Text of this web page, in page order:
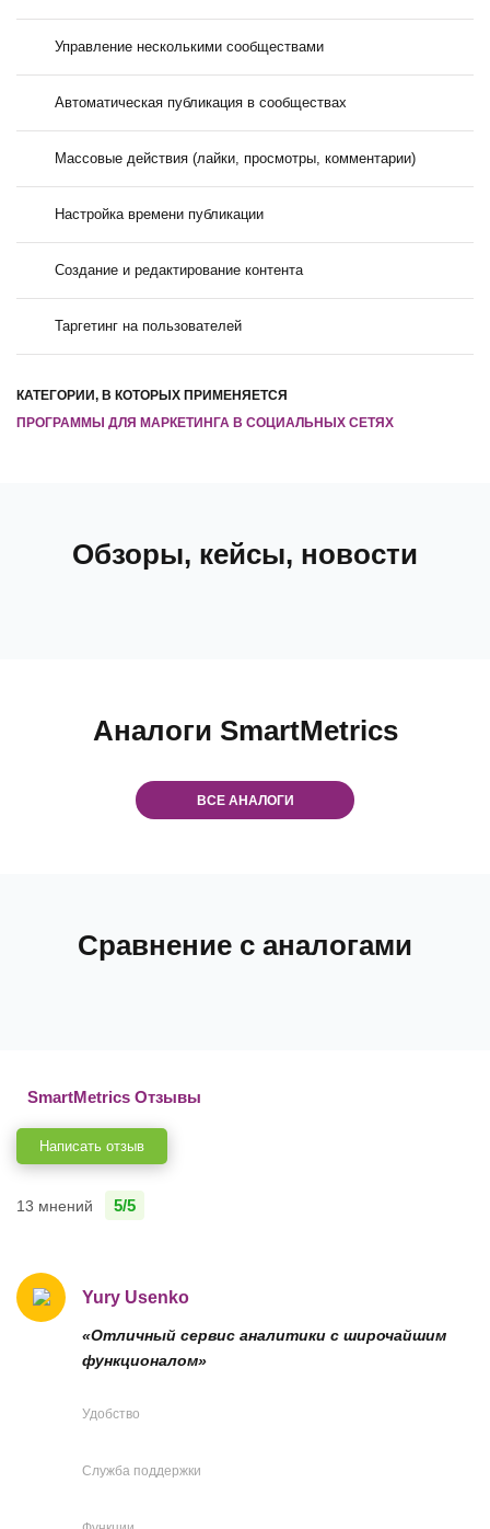
Управление несколькими сообществами
Автоматическая публикация в сообществах
Массовые действия (лайки, просмотры, комментарии)
Настройка времени публикации
Создание и редактирование контента
Таргетинг на пользователей
КАТЕГОРИИ, В КОТОРЫХ ПРИМЕНЯЕТСЯ
ПРОГРАММЫ ДЛЯ МАРКЕТИНГА В СОЦИАЛЬНЫХ СЕТЯХ
Обзоры, кейсы, новости
Аналоги SmartMetrics
ВСЕ АНАЛОГИ
Сравнение с аналогами
SmartMetrics Отзывы
Написать отзыв
13 мнений 5/5
Yury Usenko
«Отличный сервис аналитики с широчайшим
функционалом»
Удобство
Служба поддержки